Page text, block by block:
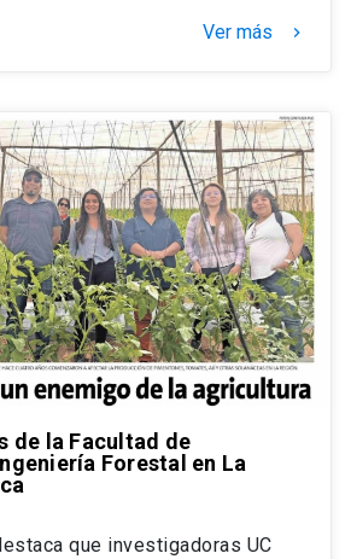
Ver más keyboard_arrow_right
de la Facultad de
Forestal en La
que investigadoras UC